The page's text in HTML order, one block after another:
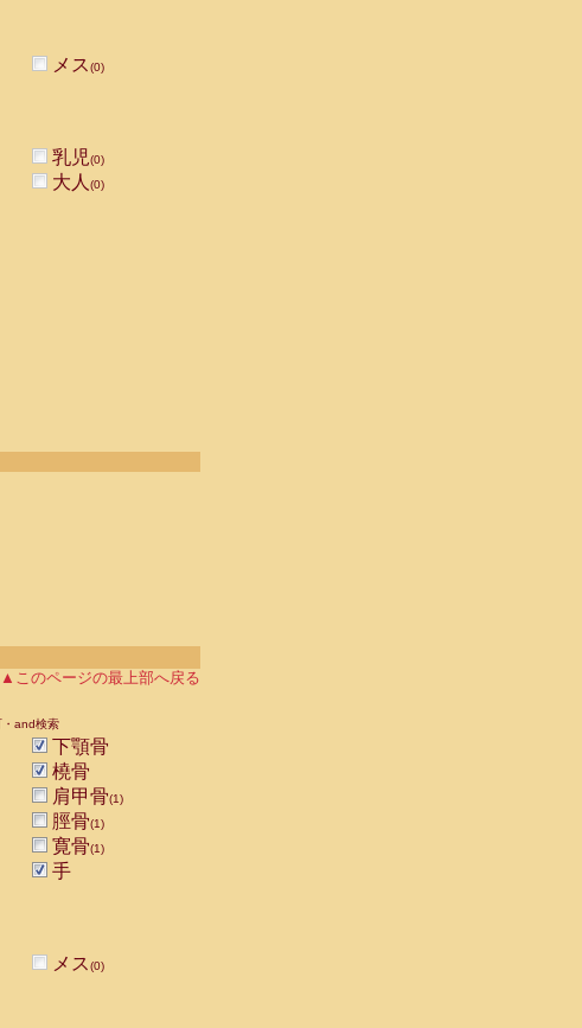
メス(0)
乳児(0)
大人 (0)
▲このページの最上部へ戻る
and検索
下顎骨
橈骨
肩甲骨(1)
脛骨(1)
寛骨(1)
手
メス(0)